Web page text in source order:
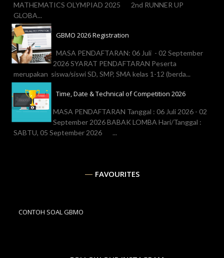
MATHEMATICS OLYMPIAD 2025 2nd RUNNER UP
GLOBA...
GBMO 2026 Registration
MASA PENDAFTARAN: 06 Juli - 02 September
2026 SYARAT PENDAFTARAN Peserta
merupakan siswa/siswi SD, SMP, SMA kelas 1-12 (berda...
Time, Date & Technical of Competition 2026
MASA PENDAFTARAN Tanggal : 06 Juli 2026 - 02
September 2026 BABAK LOMBA Hari/Tanggal :
SABTU, 05 September 2026 ...
FAVOURITES
CONTOH SOAL GBMO